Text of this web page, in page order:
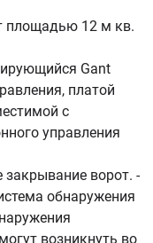
площадью 12 м кв.
Gant
платой
с
управления
закрывание ворот. -
обнаружения
возникнуть во